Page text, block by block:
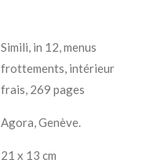
Simili, in 12, menus
frottements, intérieur
frais, 269 pages
Agora, Genève.
21 x 13 cm